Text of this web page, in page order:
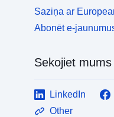
Saziņa ar
Abonēt e-
Sekojiet mums
LinkedIn
Other